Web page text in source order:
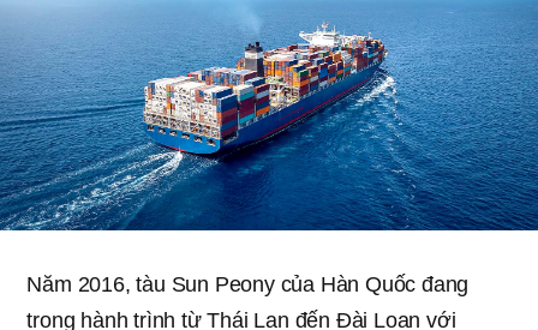
Năm 2016, tàu Sun Peony của Hàn Quốc đang
trong hành trình từ Thái Lan đến Đài Loan với